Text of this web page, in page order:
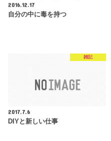
2016.12.17
自分の中に毒を持つ
雑記
2017.7.6
DIYと新しい仕事